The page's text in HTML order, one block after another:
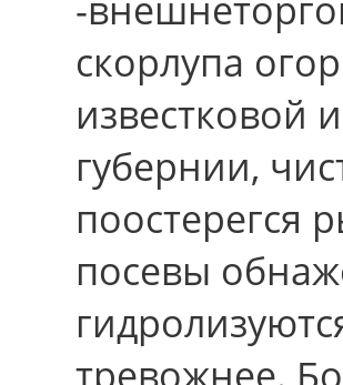
скорлупа
известковой
губеpнии,
поостерегся
посевы
тревожнее.